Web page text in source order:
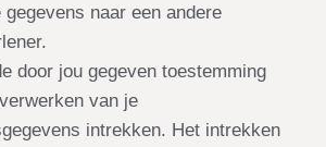
gegevens naar een andere
door jou gegeven toestemming
van je
intrekken. Het intrekken